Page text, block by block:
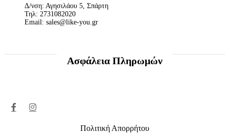
Δ/νση: Αγησιλάου 5, Σπάρτη
Τηλ: 2731082020
Email: sales@like-you.gr
Ασφάλεια Πληρωμών
Πολιτική Απορρήτου